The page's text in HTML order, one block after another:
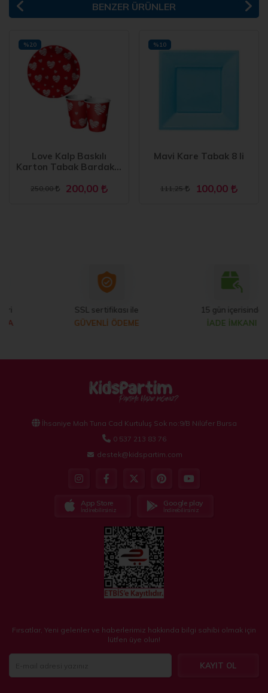
BENZER ÜRÜNLER
Love Kalp Baskılı
Karton Tabak Bardak 8
250,00 200,00
%20
Mavi Kare Tabak 8 li
111,25 100,00
%10
SSL sertifikası ile
GÜVENLİ ÖDEME
15 gün içerisinde
İADE İMKANI
İhsaniye Mah Tuna Cad Kurtuluş Sok no:9/B Nilüfer Bursa
0 537 213 83 76
destek@kidspartim.com
App Store
İndirebilirsiniz
Google play
İndirebilirsiniz
Fırsatlar, Yeni gelenler ve haberlerimiz hakkında bilgi sahibi olmak için
lütfen üye olun!
KAYIT OL